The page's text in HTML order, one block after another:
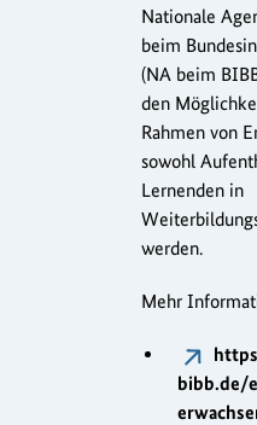
Nationale
beim
(NA beim
den
Rahmen von
sowohl
Lernenden in
werden.
Mehr
bibb.de/